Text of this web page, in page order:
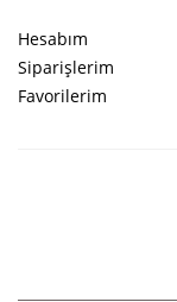
Hesabım
Siparişlerim
Favorilerim